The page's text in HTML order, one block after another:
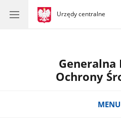
gov.pl
Urzędy centralne
gov.pl
Urzędy
Generalna
Ochrony
MENU